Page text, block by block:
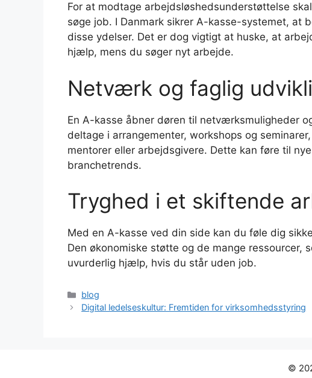
For at modtage arbejdsløshedsunderstøttelse
søge job. I Danmark sikrer A-kasse-systemet, at
disse ydelser. Det er dog vigtigt at huske, at
hjælp, mens du søger nyt arbejde.
Netværk og faglig
En A-kasse åbner døren til netværksmuligheder
deltage i arrangementer, workshops og
mentorer eller arbejdsgivere. Dette kan føre til
branchetrends.
Tryghed i et skiftende
Med en A-kasse ved din side kan du føle dig
Den økonomiske støtte og de mange ressourcer,
uvurderlig hjælp, hvis du står uden job.
Kategorier
blog
Digital ledelseskultur: Fremtiden for virksomhedsstyring
©